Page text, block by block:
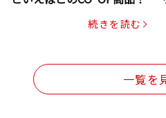
続きを読む
一覧を